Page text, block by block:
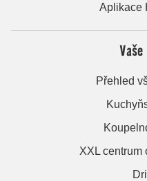
Aplikace
Přehled
XXL centrum